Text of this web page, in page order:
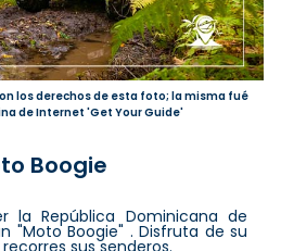
los derechos de esta foto; la misma fué
de Internet 'Get Your Guide'
Boogie
la República Dominicana de
"Moto Boogie" . Disfruta de su
sus senderos.